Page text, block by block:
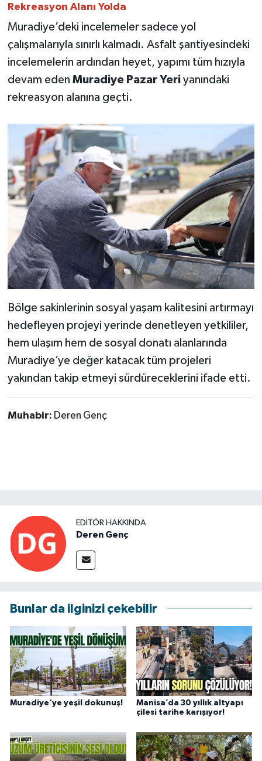
Rekreasyon Alanı Yolda
Muradiye’deki incelemeler sadece yol
çalışmalarıyla sınırlı kalmadı. Asfalt şantiyesindeki
incelemelerin ardından heyet, yapımı tüm hızıyla
devam eden Muradiye Pazar Yeriyanındaki
rekreasyon alanına geçti.
Bölge sakinlerinin sosyal yaşam kalitesini artırmayı
hedefleyen projeyi yerinde denetleyen yetkililer,
hem ulaşım hem de sosyal donatı alanlarında
Muradiye’ye değer katacak tüm projeleri
yakından takip etmeyi sürdüreceklerini ifade etti.
Muhabir: Deren Genç
EDITÖR HAKKINDA
Deren Genç
Bunlar da ilginizi çekebilir
Muradiye'ye yeşil dokunuş!
Manisa’da 30 yıllık altyapı
çilesi tarihe karışıyor!